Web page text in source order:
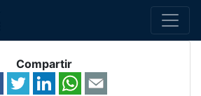
Compartir